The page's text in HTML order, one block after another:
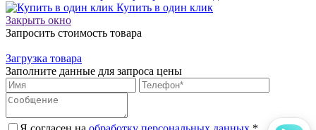
Купить в один клик
Закрыть окно
Запросить стоимость товара
Загрузка товара
Заполните данные для запроса цены